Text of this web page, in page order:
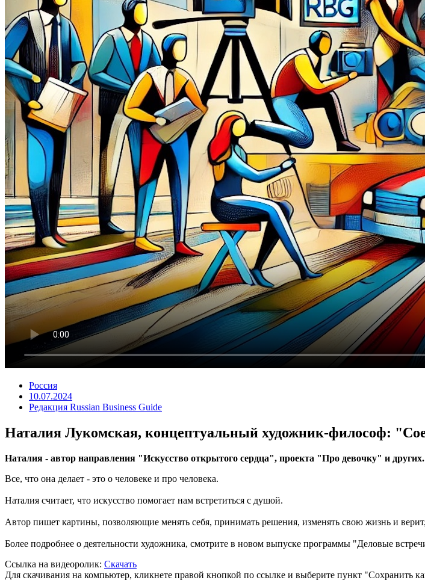
Россия
10.07.2024
Редакция Russian Business Guide
Наталия Лукомская, концептуальный художник-философ:
Наталия - автор направления "Искусство открытого сердца", проекта "Про девочку" и других.
Все, что она делает - это о человеке и про человека.
Наталия считает, что искусство помогает нам встретиться с душой.
Автор пишет картины, позволяющие менять себя, принимать решения, изменять свою жизнь и
Более подробнее о деятельности художника, смотрите в новом выпуске программы "Деловые
Ссылка на видеоролик: Скачать
Для скачивания на компьютер, кликнете правой кнопкой по ссылке и выберите пункт "Сохранить